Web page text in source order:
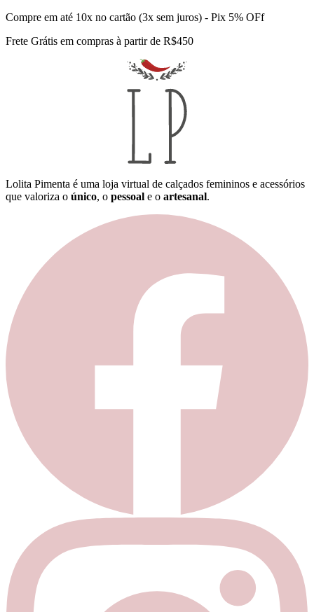
Compre em até 10x no cartão (3x sem juros) - Pix 5% OFf
Frete Grátis em compras à partir de R$450
Lolita Pimenta é uma loja virtual de calçados femininos e acessórios
que valoriza o único, o pessoal e o artesanal.